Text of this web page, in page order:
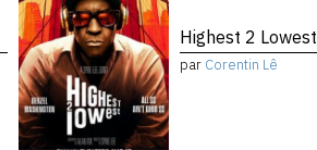
Highest 2 Lowest
par Corentin Lê